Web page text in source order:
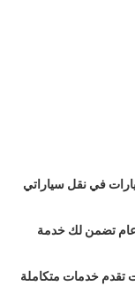
في نقل سياراتي
انقاذ الرواد خبرة 30 عام تضمن لك خدمة
تقدم خدمات متكاملة